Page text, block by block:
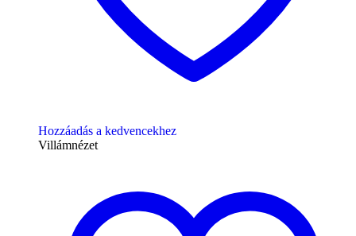
Hozzáadás a kedvencekhez
Villámnézet